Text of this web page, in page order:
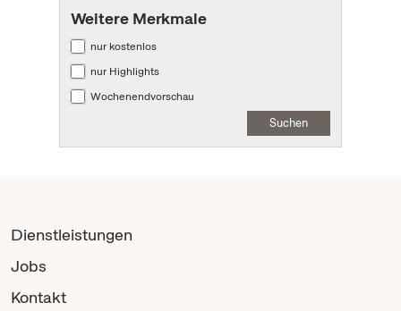
Weitere Merkmale
nur kostenlos
nur Highlights
Wochenendvorschau
Suchen
Dienstleistungen
Jobs
Kontakt